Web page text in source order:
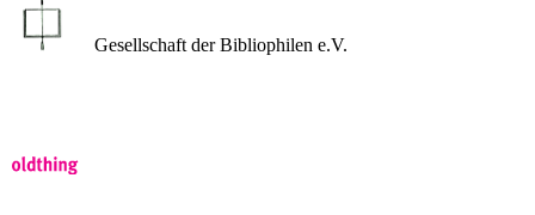
Gesellschaft der Bibliophilen e.V.